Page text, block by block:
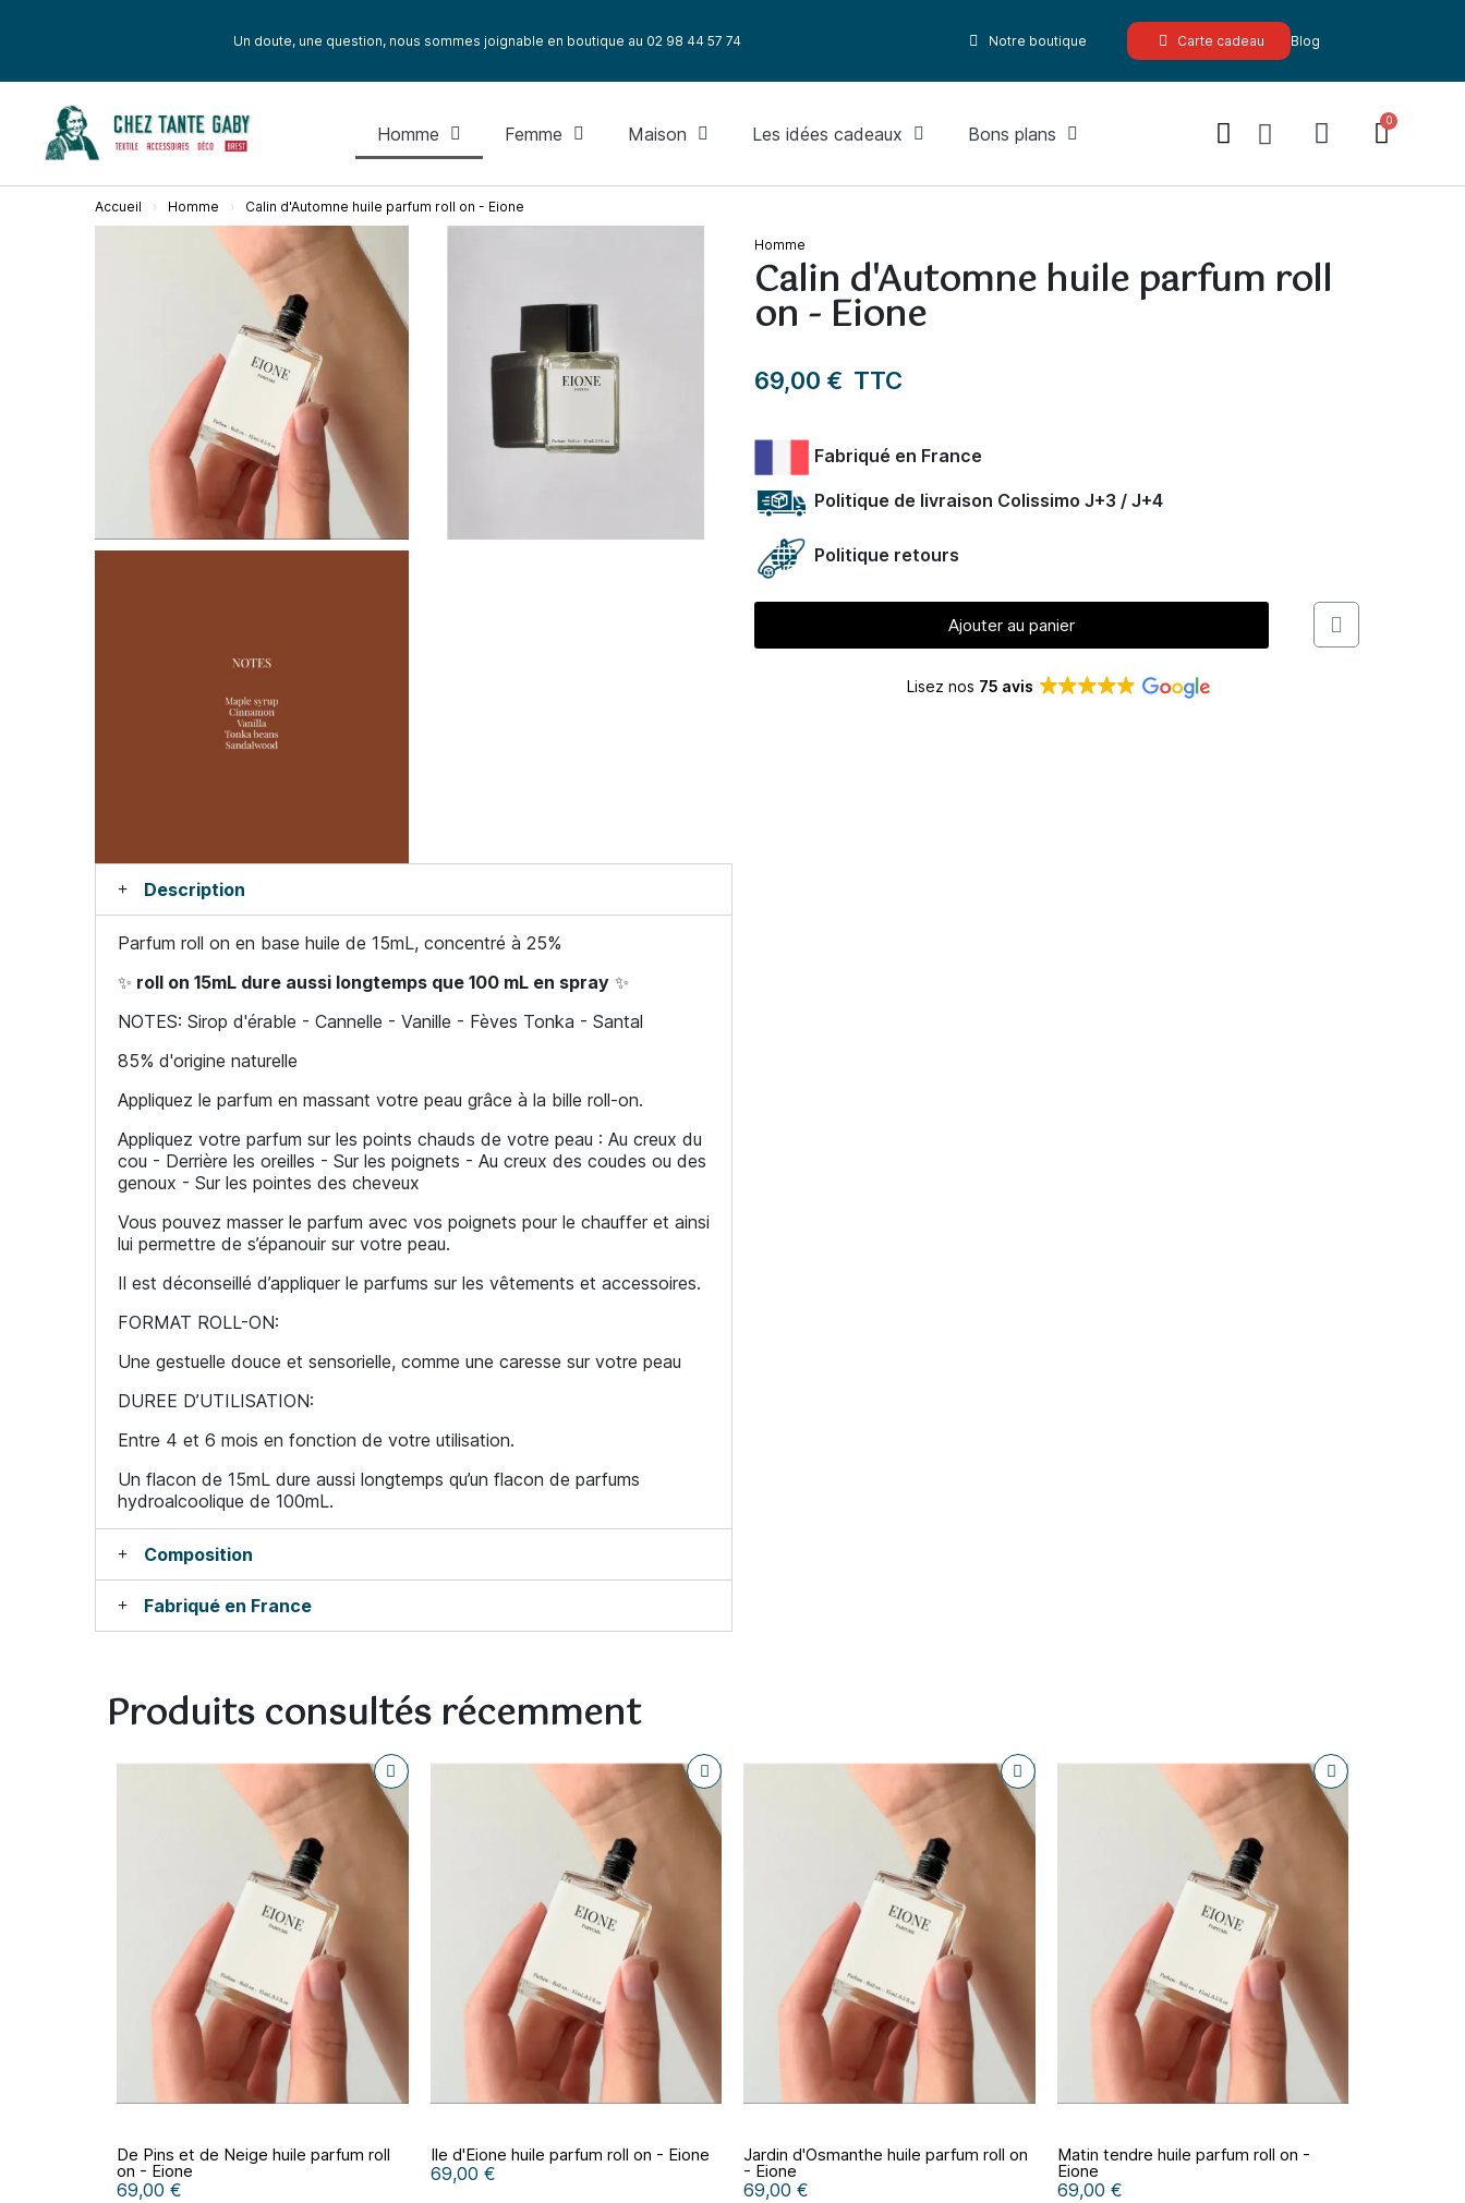
Un doute, une question, nous sommes joignable en boutique au 02 98 44 57 74 Notre boutique Carte cadeau Blog
Homme Femme Maison Les idées cadeaux Bons plans
Accueil Homme Calin d'Automne huile parfum roll on - Eione
Description
Parfum roll on en base huile de 15mL, concentré à 25%
✨ roll on 15mL dure aussi longtemps que 100 mL en spray ✨
NOTES: Sirop d'érable - Cannelle - Vanille - Fèves Tonka - Santal
85% d'origine naturelle
Appliquez le parfum en massant votre peau grâce à la bille roll-on.
Appliquez votre parfum sur les points chauds de votre peau : Au creux du
cou - Derrière les oreilles - Sur les poignets - Au creux des coudes ou des
genoux - Sur les pointes des cheveux
Vous pouvez masser le parfum avec vos poignets pour le chauffer et ainsi
lui permettre de s’épanouir sur votre peau.
Il est déconseillé d’appliquer le parfums sur les vêtements et accessoires.
FORMAT ROLL-ON:
Une gestuelle douce et sensorielle, comme une caresse sur votre peau
DUREE D’UTILISATION:
Entre 4 et 6 mois en fonction de votre utilisation.
Un flacon de 15mL dure aussi longtemps qu’un flacon de parfums
hydroalcoolique de 100mL.
Composition
Fabriqué en France
Homme
Calin d'Automne huile parfum roll
on - Eione
69,00 € TTC
Fabriqué en France
Politique de livraison Colissimo J+3 / J+4
Politique retours
Ajouter au panier
Lisez nos 75 avis
Produits consultés récemment
De Pins et de Neige huile parfum roll
on - Eione
69,00 €
Ile d'Eione huile parfum roll on - Eione
69,00 €
Jardin d'Osmanthe huile parfum roll on
- Eione
69,00 €
Matin tendre huile parfum roll on -
Eione
69,00 €